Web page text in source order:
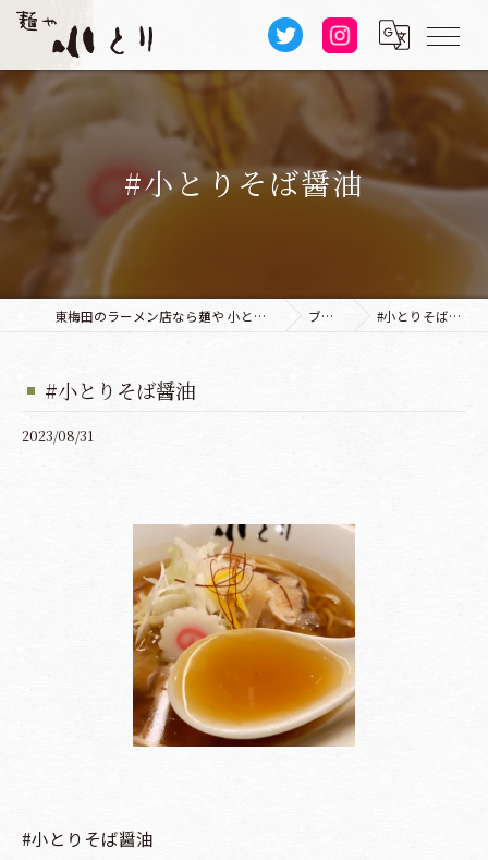
#小とりそば醤油
東梅田のラーメン店なら麺や 小とり 本店 ブログ #小とりそば醤油
#小とりそば醤油
2023/08/31
#小とりそば醤油